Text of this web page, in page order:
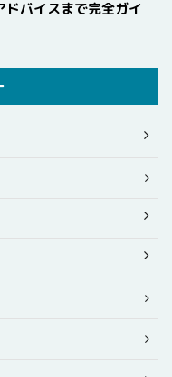
ドバイスまで完全ガイ